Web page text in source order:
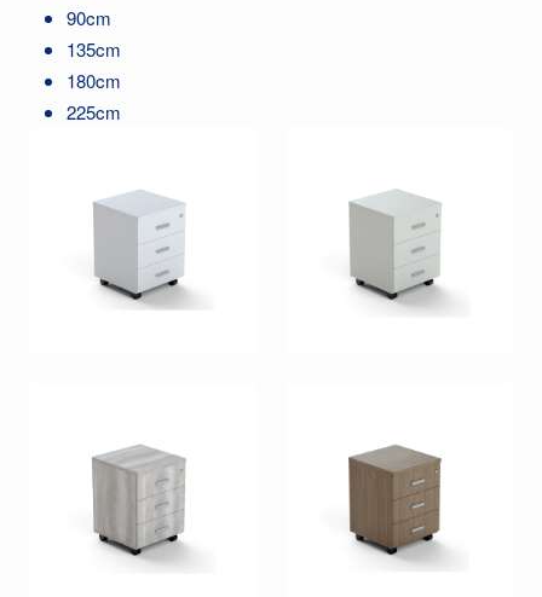
90cm
135cm
180cm
225cm